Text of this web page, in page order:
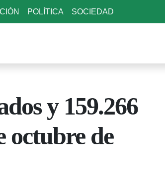
POLÍTICA SOCIEDAD
y 159.266
octubre de